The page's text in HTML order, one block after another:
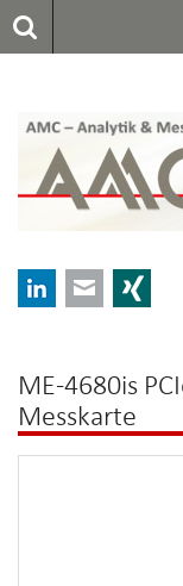
LinkedInE-mail
ME-4680is
Messkarte